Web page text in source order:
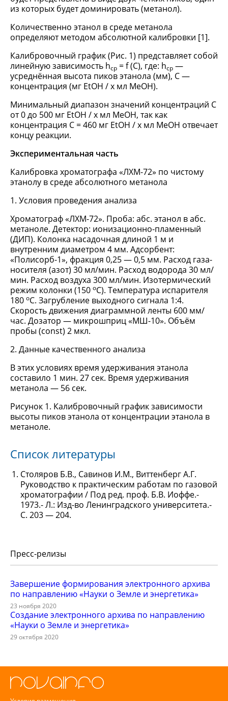
из которых будет доминировать (метанол).
Количественно этанол в среде метанола
определяют методом абсолютной калибровки [1].
Калибровочный график (Рис. 1) представляет собой
линейную зависимость hср = f (C), где: hср —
усреднённая высота пиков этанола (мм), С —
концентрация (мг EtOH / x мл MeOH).
Минимальный диапазон значений концентраций С
от 0 до 500 мг EtOH / x мл MeOH, так как
концентрация С = 460 мг EtOH / x мл MeOH отвечает
концу реакции.
Экспериментальная часть
Калибровка хроматографа «ЛХМ-72» по чистому
этанолу в среде абсолютного метанола
1. Условия проведения анализа
Хроматограф «ЛХМ-72». Проба: абс. этанол в абс.
метаноле. Детектор: ионизационно-пламенный
(ДИП). Колонка насадочная длиной 1 м и
внутренним диаметром 4 мм. Адсорбент:
«Полисорб-1», фракция 0,25 — 0,5 мм. Расход газа-
носителя (азот) 30 мл/мин. Расход водорода 30 мл/
мин. Расход воздуха 300 мл/мин. Изотермический
режим колонки (150 оС). Температура испарителя
180 оС. Загрубление выходного сигнала 1:4.
Скорость движения диаграммной ленты 600 мм/
час. Дозатор — микрошприц «МШ-10». Объём
пробы (const) 2 мкл.
2. Данные качественного анализа
В этих условиях время удерживания этанола
составило 1 мин. 27 сек. Время удерживания
метанола — 56 сек.
Рисунок 1. Калибровочный график зависимости
высоты пиков этанола от концентрации этанола в
метаноле.
Список литературы
Столяров Б.В., Савинов И.М., Виттенберг А.Г.
Руководство к практическим работам по газовой
хроматографии / Под ред. проф. Б.В. Иоффе.-
1973.- Л.: Изд-во Ленинградского университета.-
С. 203 — 204.
Пресс-релизы
Завершение формирования электронного архива
по направлению «Науки о Земле и энергетика»
23 ноября 2020
Создание электронного архива по направлению
«Науки о Земле и энергетика»
29 октября 2020